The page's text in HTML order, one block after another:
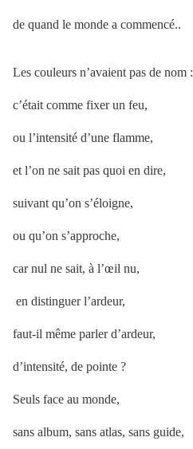
de quand le monde a commencé..
Les couleurs n’avaient pas de nom :
c’était comme fixer un feu,
ou l’intensité d’une flamme,
et l’on ne sait pas quoi en dire,
suivant qu’on s’éloigne,
ou qu’on s’approche,
car nul ne sait, à l’œil nu,
en distinguer l’ardeur,
faut-il même parler d’ardeur,
d’intensité, de pointe ?
Seuls face au monde,
sans album, sans atlas, sans guide,